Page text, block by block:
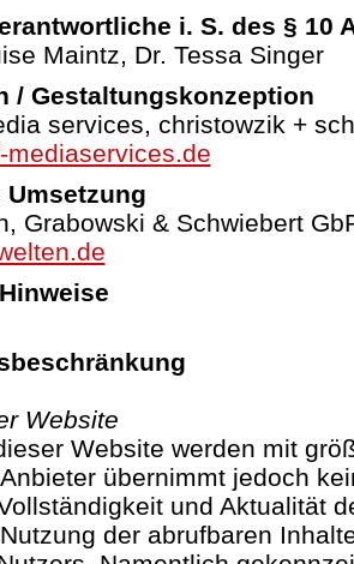
i. S. des § 10
Maintz, Dr. Tessa Singer
/ Gestaltungskonzeption
services, christowzik +
mediaservices.de
Umsetzung
Grabowski & Schwiebert
Website
Website werden mit
übernimmt jedoch
und Aktualität
der abrufbaren